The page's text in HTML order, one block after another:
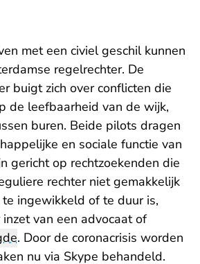
met een civiel geschil kunnen
regelrechter. De
buigt zich over conflicten die
de leefbaarheid van de wijk,
buren. Beide pilots dragen
en sociale functie van
gericht op rechtzoekenden die
rechter niet gemakkelijk
ingewikkeld of te duur is,
van een advocaat of
. Door de coronacrisis worden
nu via Skype behandeld.